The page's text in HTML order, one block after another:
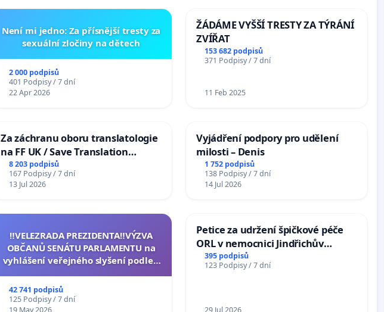
Není mi jedno: Za přísnější tresty za
sexuální zločiny na dětech
2 000 podpisů
401 Podpisy / 7 dní
22 Apr 2026
ŽÁDÁME VYŠŠÍ TRESTY ZA TÝRÁNÍ
ZVÍŘAT
153 682 podpisů
371 Podpisy / 7 dní
11 Feb 2025
Za záchranu oboru translatologie
na FF UK / Save Translation
Studies at the Faculty of Arts,
Charles University
8 203 podpisů
167 Podpisy / 7 dní
13 Jul 2026
Vyjádření podpory pro udělení
milosti – Denis
1 752 podpisů
138 Podpisy / 7 dní
14 Jul 2026
‼️VELEZRADA PREZIDENTA‼️VÝZVA
OBČANŮ SENÁTU PARLAMENTU na
vyhlášení veřejného slyšení podle §
na přijetí usnesení k podání ústavní
žaloby na prezidenta republiky
42 741 podpisů
125 Podpisy / 7 dní
19 May 2026
Petice za udržení špičkové péče
ORL v nemocnici Jindřichův
Hradec
395 podpisů
123 Podpisy / 7 dní
29 Jul 2026